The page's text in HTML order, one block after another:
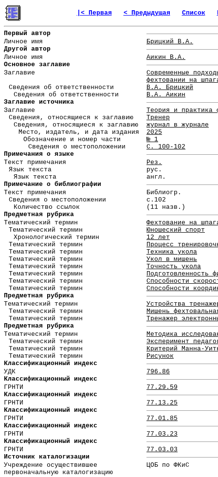
|< Первая < Предыдущая Список
Первый автор
Личное имя
Брицкий В.А.
Другой автор
Личное имя
Аикин В.А.
Основное заглавие
Заглавие
Современные
фехтовании на
Сведения об ответственности
В.А. Брицкий
Сведения об ответственности
В.А. Аикин
Заглавие источника
Заглавие
Теория и практика
Сведения, относящиеся к заглавию
Тренер
Сведения, относящиеся к заглавию
журнал в журнале
Место, издатель, и дата издания
2025
Обозначение и номер части
№ 1
Сведения о местоположении
С. 100-102
Примечания о языке
Текст примечания
Рез.
Язык текста
рус.
Язык текста
англ.
Примечание о библиографии
Текст примечания
Библиогр.
Сведения о местоположении
с.102
Количество ссылок
(11 назв.)
Предметная рубрика
Тематический термин
Фехтование на
Тематический термин
Юношеский спорт
Хронологический термин
12 лет
Тематический термин
Процесс
Тематический термин
Техника укола
Тематический термин
Укол в мишень
Тематический термин
Точность укола
Тематический термин
Подготовленность
Тематический термин
Способности
Тематический термин
Способности
Предметная рубрика
Тематический термин
Устройства
Тематический термин
Мишень
Тематический термин
Тренажер
Предметная рубрика
Тематический термин
Методика
Тематический термин
Эксперимент
Тематический термин
Критерий Манна-
Тематический термин
Рисунок
Классификационный индекс
УДК
796.86
Классификационный индекс
ГРНТИ
77.29.59
Классификационный индекс
ГРНТИ
77.13.25
Классификационный индекс
ГРНТИ
77.01.85
Классификационный индекс
ГРНТИ
77.03.23
Классификационный индекс
ГРНТИ
77.03.03
Источник каталогизации
Учреждение осуществившее
первоначальную каталогизацию
ЦОБ по ФКиС